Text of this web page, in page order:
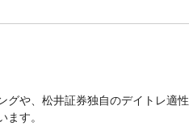
グや、松井証券独自のデイトレ適性
ます。